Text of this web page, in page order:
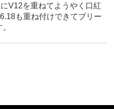
V12を重ねてようやく口紅
も重ね付けできてブリー